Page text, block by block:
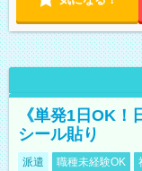
《単発1日OK
シール貼り
派遣 職種未経験OK